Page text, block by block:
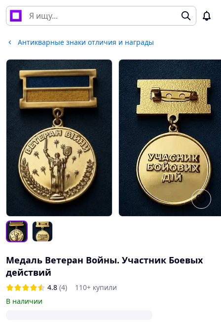
Антикварные знаки отличия и награды
Медаль Ветеран Войны. Участник Боевых
действий
4.8 (4)
110+ купили
В наличии